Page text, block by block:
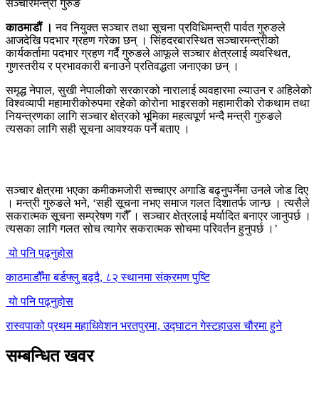
काठमाडौं । नव नियुक्त सञ्चार तथा सूचना प्रविधिमन्त्री पार्वत गुरुङले
आजदेखि पदभार ग्रहण गरेका छन् । सिंहदरबारस्थित सञ्चारमन्त्रीको
कार्यकर्तामा पदभार ग्रहण गर्दै गुरुङले आफूले सञ्चार क्षेत्रलाई व्यवस्थित,
गुणस्तरीय र प्रभावकारी बनाउने प्रतिवद्धता जनाएका छन् ।
समृद्ध नेपाल, सुखी नेपालीको सरकारको नारालाई व्यवहारमा ल्याउन र अहिलेको
विश्वव्यापी महामारीकोरुपमा रहेको कोरोना भाइरसको महामारीको रोकथाम तथा
नियन्त्रणका लागि सञ्चार क्षेत्रको भूमिका महत्वपूर्ण भन्दै मन्त्री गुरुङले
त्यसका लागि सही सूचना आवश्यक पर्ने बताए ।
सञ्चार क्षेत्रमा भएका कमीकमजोरी सच्चाएर अगाडि बढ्नुपर्नेमा उनले जोड दिए
। मन्त्री गुरुङले भने, ‘सही सूचना नभए समाज गलत दिशातर्फ जान्छ । त्यसैले
सकरात्मक सूचना सम्प्रेषण गरौँ । सञ्चार क्षेत्रलाई मर्यादित बनाएर जानुपर्छ ।
त्यसका लागि गलत सोच त्यागेर सकरात्मक सोचमा परिवर्तन हुनुपर्छ ।’
यो पनि पढ्नुहोस
काठमाडौँमा बर्डफ्लु बढ्दै, ८२ स्थानमा संक्रमण पुष्टि
यो पनि पढ्नुहोस
रास्वपाको प्रथम महाधिवेशन भरतपुरमा, उद्घाटन गेस्टहाउस चौरमा हुने
सम्बन्धित खवर